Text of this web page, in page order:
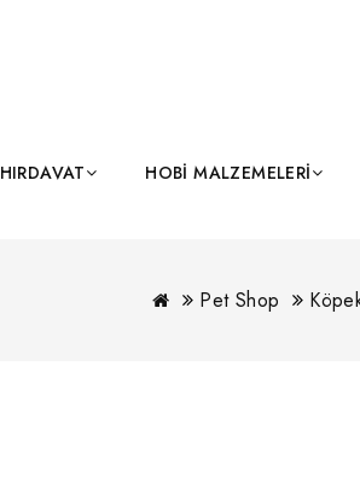
HIRDAVAT HOBI MALZEMELERI
Pet Shop